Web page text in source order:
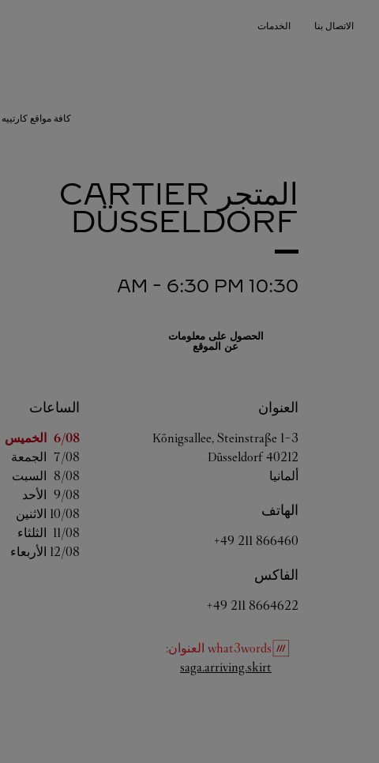
الاتصال بنا الخدمات
كافة مواقع كارتييه
المتجر CARTIER
DÜSSELDORF
10:30 AM
- 6:30 PM
الحصول على معلومات
عن الموقع
العنوان
Königsallee, Steinstraße 1-3
40212
Düsseldorf
ألمانيا
الهاتف
+49 211 866460
الفاكس
+49 211 8664622
الساعات
اليوم من الأسبوع
6/08 الخميس
7/08 الجمعة
8/08 السبت
9/08 الأحد
10/08 الاثنين
11/08 الثلثاء
12/08 الأربعاء
what3words العنوان:
saga.arriving.skirt
Link Opens in New Tab